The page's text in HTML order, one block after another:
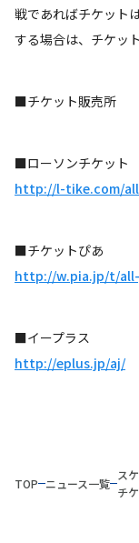
戦であればチケット
する場合は、チケッ
■チケット販売所
■ローソンチケット
http://l-tike.com/
■チケットぴあ
http://w.pia.jp/t/
■イープラス
http://eplus.jp/aj/
TOP ニュース一覧
ス
チ